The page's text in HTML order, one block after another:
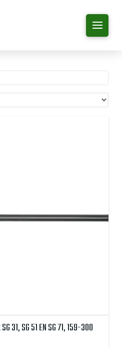
31, SG 51 EN SG 71, 159-300